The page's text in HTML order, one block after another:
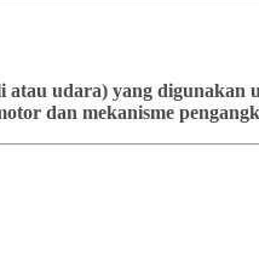
udara) yang digunakan
dan mekanisme